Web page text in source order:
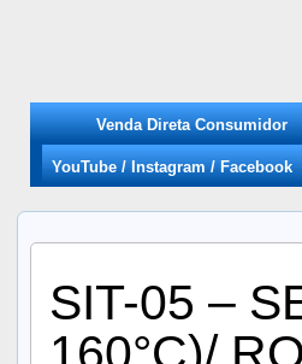
Venda Direta Consumidor
YouTube / Instagram / Facebook
SIT-05 –